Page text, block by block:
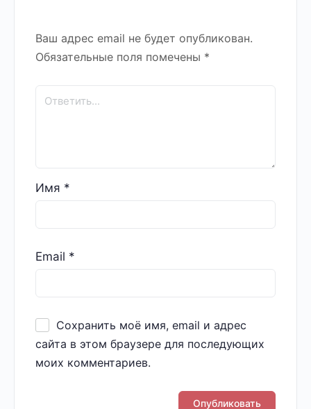
Ваш адрес email не будет опубликован.
Обязательные поля помечены *
Имя *
Email *
Сохранить моё имя, email и адрес
сайта в этом браузере для последующих
моих комментариев.